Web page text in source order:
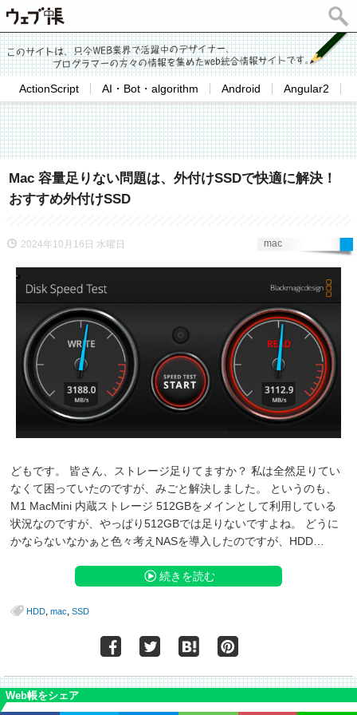
ActionScript AI・Bot・algorithm Android Angular2
Mac 容量足りない問題は、外付けSSDで快適に解決！
おすすめ外付けSSD
mac
2024年10月16日 水曜日
どもです。 皆さん、ストレージ足りてますか？ 私は全然足りてい
なくて困っていたのですが、みごと解決しました。 というのも、
M1 MacMini 内蔵ストレージ 512GBをメインとして利用している
状況なのですが、やっぱり512GBでは足りないですよね。 どうに
かならないなかぁと色々考えNASを導入したのですが、HDD…
続きを読む
HDD, mac, SSD
Web帳をシェア